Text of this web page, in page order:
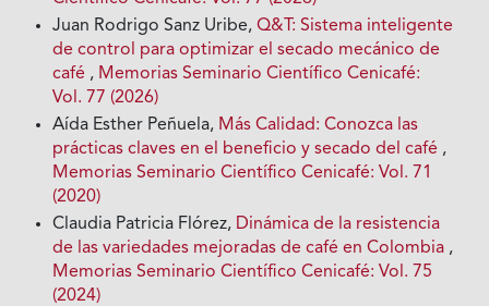
Juan Rodrigo Sanz Uribe,Q&T: Sistema inteligente
de control para optimizar el secado mecánico de
café , Memorias Seminario Científico Cenicafé:
Vol. 77 (2026)
Aída Esther Peñuela, Más Calidad: Conozca las
prácticas claves en el beneficio y secado del café ,
Memorias Seminario Científico Cenicafé: Vol. 71
(2020)
Claudia Patricia Flórez, Dinámica de la resistencia
de las variedades mejoradas de café en Colombia ,
Memorias Seminario Científico Cenicafé: Vol. 75
(2024)